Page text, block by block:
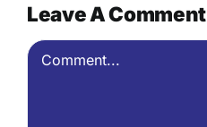
Leave A Comment
Comment